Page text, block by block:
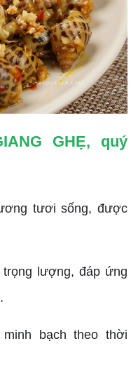
GHẸ, quý
tươi sống, được
lượng, đáp ứng
bạch theo thời